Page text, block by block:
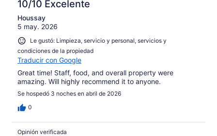
286
de
286
opiniones
10/10 Excelente
Houssay
5 may. 2026
Le gustó: Limpieza, servicio y personal, servicios y
condiciones de la propiedad
Traducir con Google
Great time! Staff, food, and overall property were
amazing. Will highly recommend it to anyone.
Se hospedó 3 noches en abril de 2026
0
Opinión verificada